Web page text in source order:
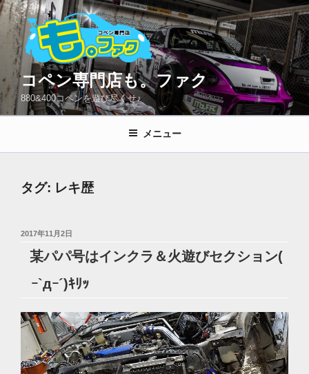
コ
ン
へ
プ
コペン専門店も。ファク
880&400コペンを遊び尽くせ♪
メニュー
タグ: レキ歴
投
2017年11月2日
某パパ号はインクラ＆火遊びセクション(
ｰ`дｰ´)ｷﾘｯ